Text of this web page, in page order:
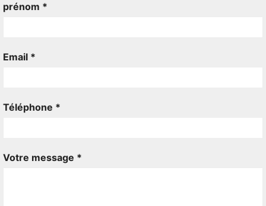
prénom *
Email *
Téléphone *
Votre message *